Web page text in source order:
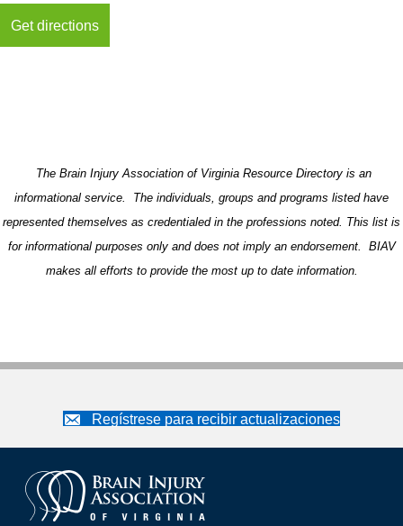
The Brain Injury Association of Virginia Resource Directory is an
informational service. The individuals, groups and programs listed have
represented themselves as credentialed in the professions noted. This list is
for informational purposes only and does not imply an endorsement. BIAV
makes all efforts to provide the most up to date information.
Regístrese para recibir actualizaciones